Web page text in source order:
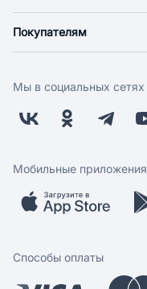
Новости
Поставщикам
Заводчикам
Обратная связь
Покупателям
Оплата
Бонусная программа
Скидки и акции
Мобильное приложение
Мы в социальных сетях
Мобильные приложения
Способы оплаты